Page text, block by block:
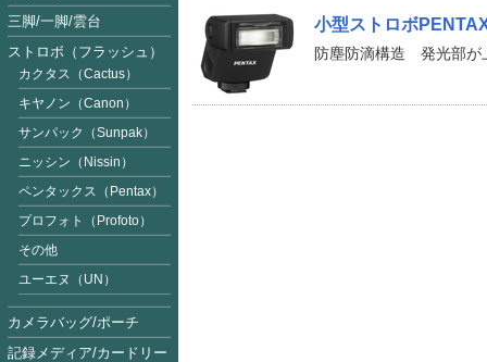
小型ストロボ
防塵防滴構造 発光部が
三脚/一脚/雲台
ストロボ（フラッシュ）
カクタス（Cactus）
キヤノン（Canon）
サンパック（Sunpak）
ニッシン（Nissin）
ペンタックス（Pentax）
プロフォト（Profoto）
その他
ユーエヌ（UN）
カメラバッグ/ポーチ
記録メディア/カードリー